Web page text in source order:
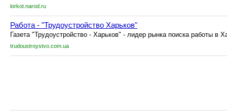
lorkot.narod.ru
Работа - "Трудоустройство Харьков"
Газета "Трудоустройство - Харьков" - лидер рынка поиска работы в
trudoustroystvo.com.ua